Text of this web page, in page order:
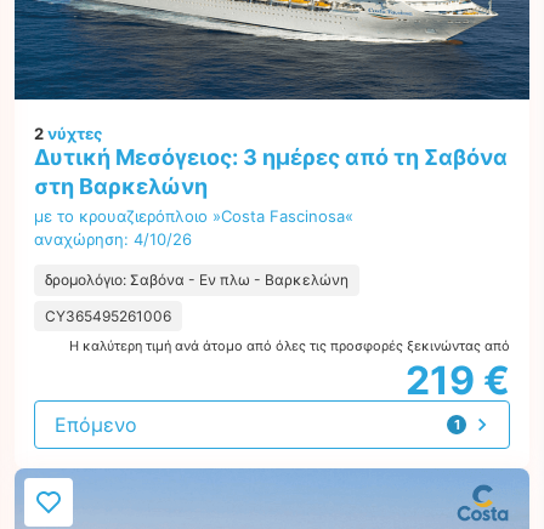
2νύχτες
Δυτική Μεσόγειος: 3 ημέρες από τη Σαβόνα
στη Βαρκελώνη
με το κρουαζιερόπλοιο »Costa Fascinosa«
αναχώρηση: 4/10/26
δρομολόγιο: Σαβόνα - Εν πλω - Βαρκελώνη
CY365495261006
Η καλύτερη τιμή ανά άτομο από όλες τις προσφορές ξεκινώντας από
219 €
1
προσφορά
Επόμενο